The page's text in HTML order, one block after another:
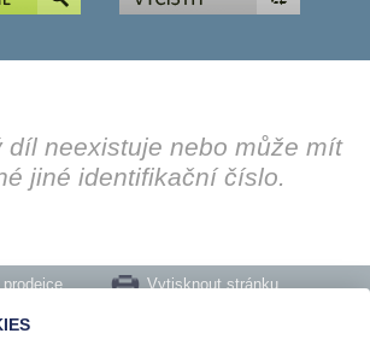
díl neexistuje nebo může mít
jiné identifikační číslo.
Vytisknout stránku